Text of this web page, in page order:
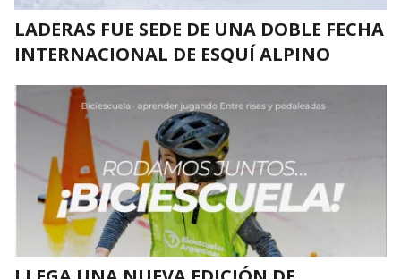
LADERAS FUE SEDE DE UNA DOBLE FECHA
INTERNACIONAL DE ESQUÍ ALPINO